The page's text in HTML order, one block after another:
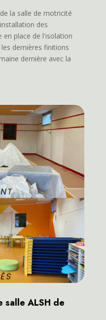
la salle de motricité
des
en place de l'isolation
dernières finitions
dernière avec la
salle ALSH de